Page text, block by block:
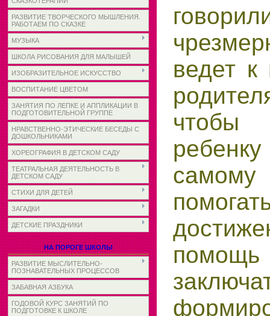
РАЗВИТИЕ ТВОРЧЕСКОГО МЫШЛЕНИЯ.
РАБОТАЕМ ПО СКАЗКЕ
МУЗЫКА
ШКОЛА РИСОВАНИЯ ДЛЯ МАЛЫШЕЙ
ИЗОБРАЗИТЕЛЬНОЕ ИСКУССТВО
ВОСПИТАНИЕ ЦВЕТОМ
ЗАНЯТИЯ ПО ЛЕПКЕ И АППЛИКАЦИИ В
ПОДГОТОВИТЕЛЬНОЙ ГРУППЕ
НРАВСТВЕННО-ЭТИЧЕСКИЕ БЕСЕДЫ С
ДОШКОЛЬНИКАМИ
ХОРЕОГРАФИЯ В ДЕТСКОМ САДУ
ТЕАТРАЛЬНАЯ ДЕЯТЕЛЬНОСТЬ В
ДЕТСКОМ САДУ
СТИХИ ДЛЯ ДЕТЕЙ
ЗАГАДКИ
ДЕТСКИЕ ПРАЗДНИКИ
НА ПОРОГЕ ШКОЛЫ
РАЗВИТИЕ МЫСЛИТЕЛЬНО-
ПОЗНАВАТЕЛЬНЫХ ПРОЦЕССОВ
ЗАБАВНАЯ АЗБУКА
ГОДОВОЙ КУРС ЗАНЯТИЙ ПО
ПОДГОТОВКЕ К ШКОЛЕ
ведет к
чтобы
самому